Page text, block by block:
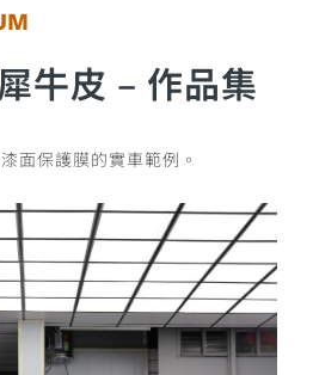
M
牛皮 – 作品集
面保護膜的實車範例。